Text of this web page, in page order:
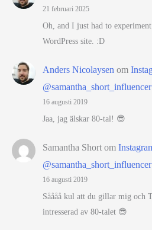
21 februari 2025
Oh, and I just had to
WordPress site. :D
Anders Nicolaysen om
16 augusti 2019
Jaa, jag älskar 80-tal! 😎
Samantha Short om
16 augusti 2019
Såååå kul att du gillar mig och
intresserad av 80-talet 😎